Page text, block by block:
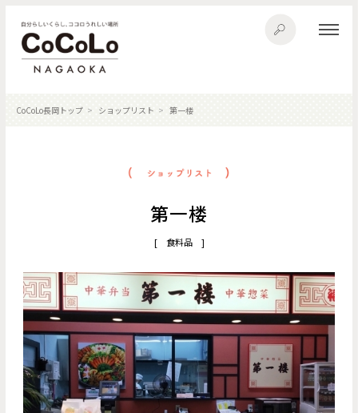
CoCoLo長岡トップ ショップリスト 第一楼
第一楼
[ 食料品 ]